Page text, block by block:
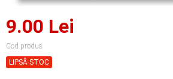
9.00 Lei
Cod produs
LIPSĂ STOC